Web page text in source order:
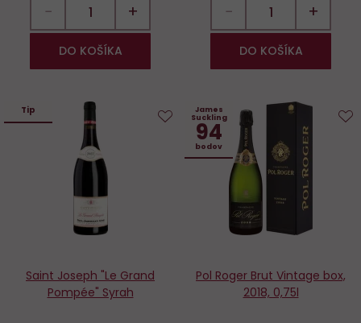
− +
DO KOŠÍKA
− +
DO KOŠÍKA
Tip
Saint Joseph "Le Grand
Pompée" Syrah
obľúbených
James
Suckling
94
bodov
Pol Roger Brut Vintage box,
2018, 0,75l